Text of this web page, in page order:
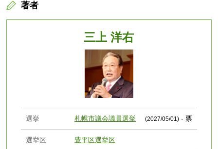
著者
三上 洋右
選挙 札幌市議会議員選挙 (2027/05/01)- 票
選挙区 豊平区選挙区